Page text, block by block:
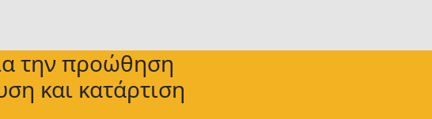
την προώθηση
και κατάρτιση